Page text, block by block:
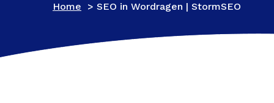
Home > SEO in Wordragen | StormSEO